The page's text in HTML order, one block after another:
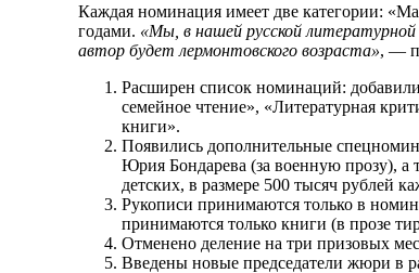
Каждая номинация имеет две категории:
годами. «Мы, в нашей русской
автор будет лермонтовского возраста», —
Расширен список номинаций:
семейное чтение», «Литературная
книги».
Появились дополнительные
Юрия Бондарева (за военную прозу), а
детских, в размере 500 тысяч рублей
Рукописи принимаются только в
принимаются только книги (в прозе
Отменено деление на три призовых
Введены новые председатели жюри в